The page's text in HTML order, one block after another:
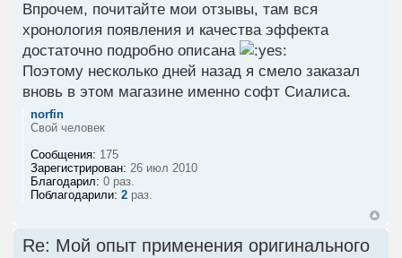
Впрочем, почитайте мои отзывы, там вся
хронология появления и качества эффекта
достаточно подробно описана
Поэтому несколько дней назад я смело заказал
вновь в этом магазине именно софт Сиалиса.
norfin
Свой человек
Сообщения: 175
Зарегистрирован: 26 июл 2010
Благодарил: 0 раз.
Поблагодарили: 2 раз.
Re: Мой опыт применения оригинального